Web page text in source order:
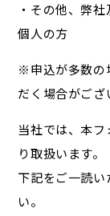
・その他、弊
個人の方
※申込が多数の
だく場合がござ
当社では、本
り取扱います。
下記をご一読い
い。